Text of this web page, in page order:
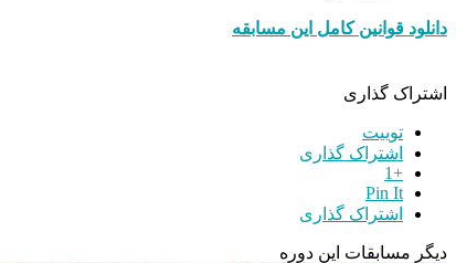
دانلود قوانین کامل این مسابقه
اشتراک گذاری
توییت
اشتراک گذاری
+1
Pin It
اشتراک گذاری
دیگر مسابقات این دوره